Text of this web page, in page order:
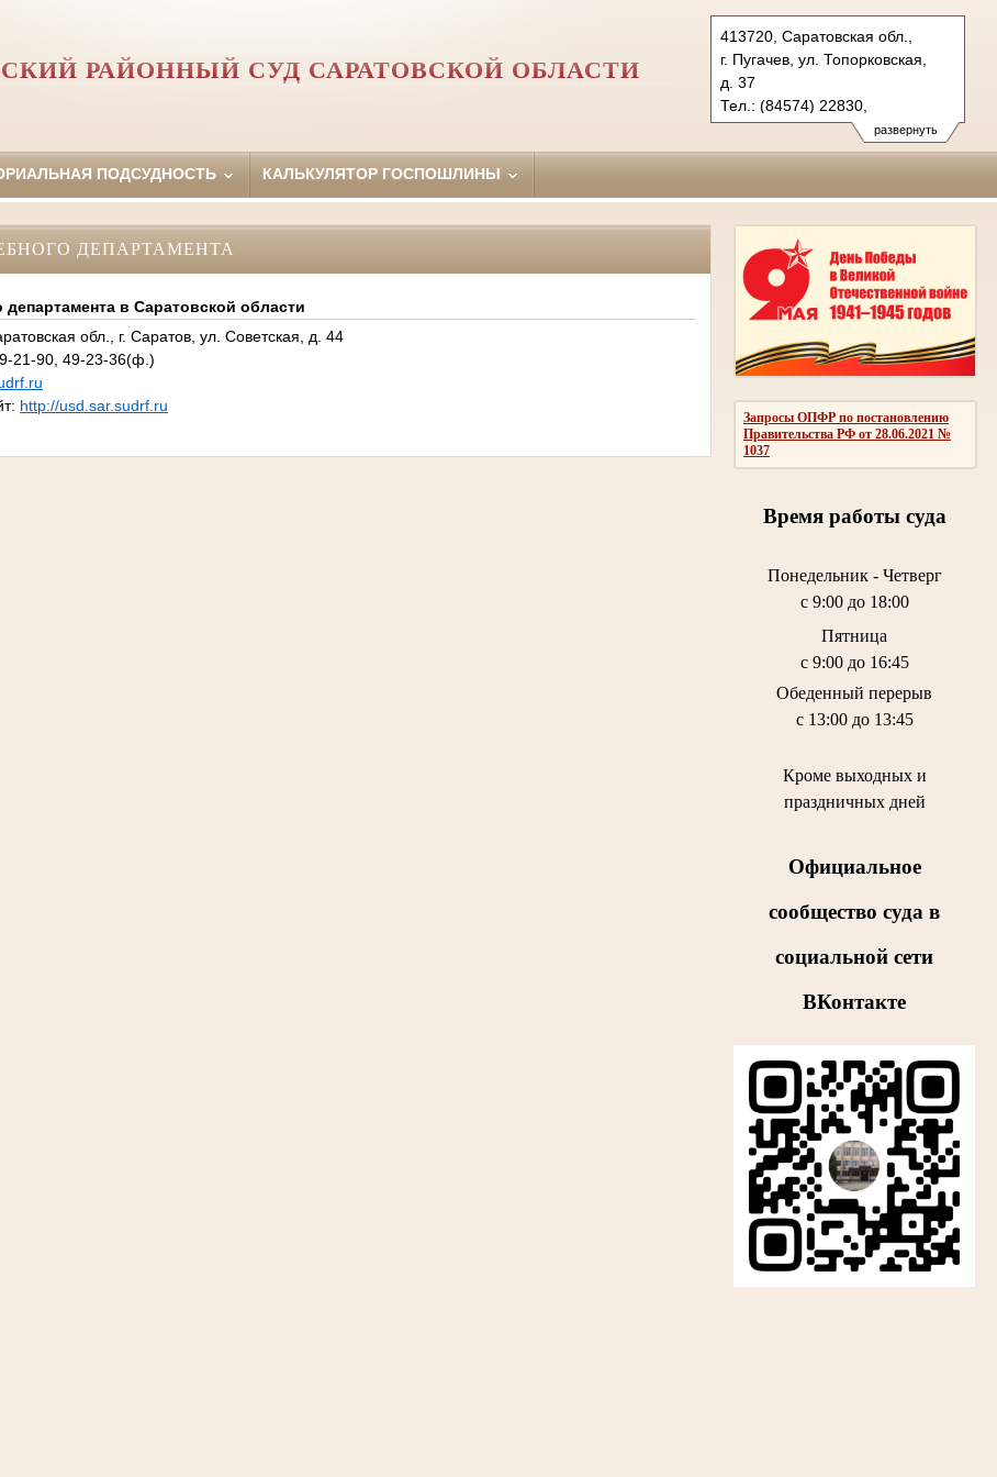
развернуть
413720, Саратовская обл.,
г. Пугачев, ул. Топорковская,
д. 37
Тел.: (84574) 22830,
(84579) 51231, (84577) 22714,
(84575) 21682
РАЙОННЫЙ СУД САРАТОВСКОЙ ОБЛАСТИ
ПОДСУДНОСТЬ КАЛЬКУЛЯТОР ГОСПОШЛИНЫ
Запросы ОПФР по постановлению
Правительства РФ от 28.06.2021 №
1037
Время работы суда
Понедельник - Четверг
с 9:00 до 18:00
Пятница
с 9:00 до 16:45
Обеденный перерыв
с 13:00 до 13:45
Кроме выходных и
праздничных дней
Официальное
сообщество суда в
социальной сети
ВКонтакте
ДЕПАРТАМЕНТА
в Саратовской области
обл., г. Саратов, ул. Советская, д. 44
21-90, 49-23-36(ф.)
http://usd.sar.sudrf.ru